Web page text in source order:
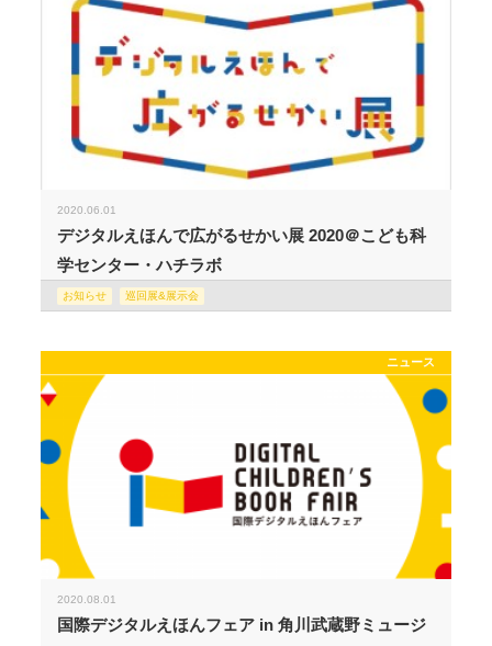
2020.06.01
デジタルえほんで広がるせかい展 2020＠こども科
学センター・ハチラボ
お知らせ 巡回展&展示会
ニュース
2020.08.01
国際デジタルえほんフェア in 角川武蔵野ミュージ